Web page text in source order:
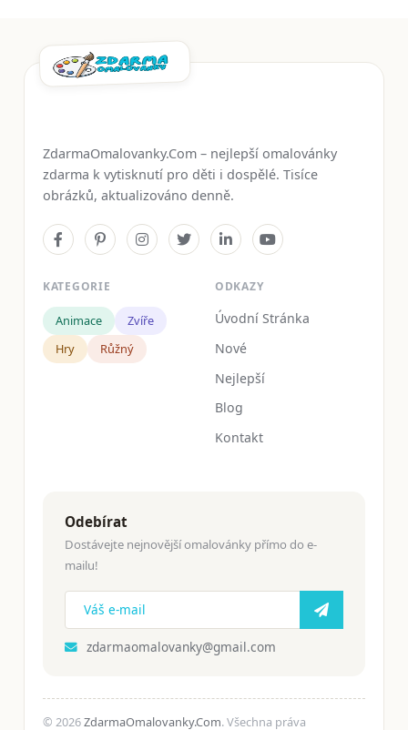
ZdarmaOmalovanky.Com – nejlepší omalovánky
zdarma k vytisknutí pro děti i dospělé. Tisíce
obrázků, aktualizováno denně.
KATEGORIE
Animace
Zvíře
Hry
Růžný
ODKAZY
Úvodní Stránka
Nové
Nejlepší
Blog
Kontakt
Odebírat
Dostávejte nejnovější omalovánky přímo do e-
mailu!
zdarmaomalovanky@gmail.com
© 2026ZdarmaOmalovanky.Com. Všechna práva